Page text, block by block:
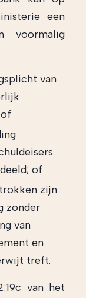
een
voormalig
van
of
zijn
zonder
van
en
treft.
van het